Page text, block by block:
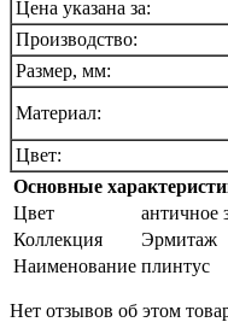
Цена указана за:
Производство:
Размер, мм:
Материал:
Цвет:
Основные
Цвет
античное
Коллекция
Эрмитаж
Наименование плинтус
Нет отзывов об этом